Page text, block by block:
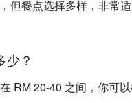
但餐点选择多样，非常
少？
RM 20-40 之间，你可